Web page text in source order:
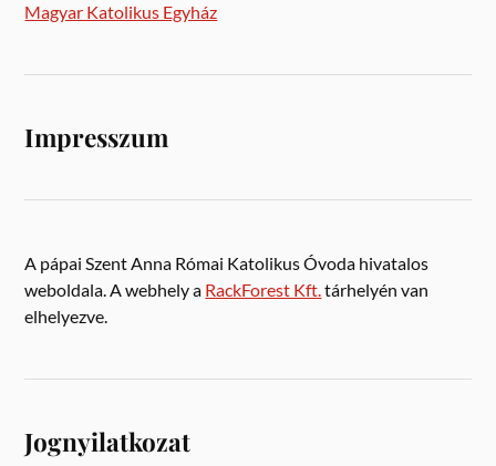
Magyar Katolikus Egyház
Impresszum
A pápai Szent Anna Római Katolikus Óvoda hivatalos
weboldala. A webhely a RackForest Kft. tárhelyén van
elhelyezve.
Jognyilatkozat